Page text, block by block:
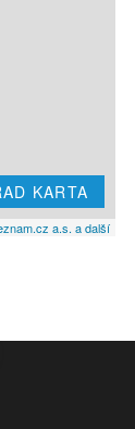
KARTA
a.s. a další